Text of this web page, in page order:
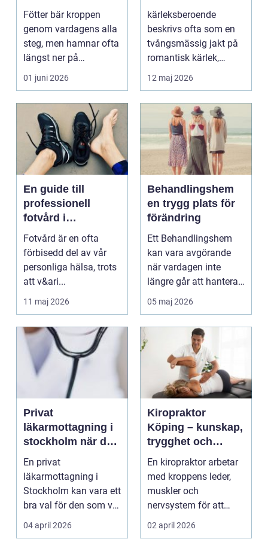
året runt
Fötter bär kroppen
genom vardagens alla
steg, men hamnar ofta
längst ner på
prioriteringslistan.
Mån...
01 juni 2026
bryta mönstret?
kärleksberoende
beskrivs ofta som en
tvångsmässig jakt på
romantisk kärlek,
närhet eller
bekräftelse...
12 maj 2026
En guide till
professionell
fotvård i
Helsingborg
Fotvård är en ofta
förbisedd del av vår
personliga hälsa, trots
att v&ari...
11 maj 2026
Behandlingshem
en trygg plats för
förändring
Ett Behandlingshem
kan vara avgörande
när vardagen inte
längre går att hantera
på egen hand. För
mån...
05 maj 2026
Privat
läkarmottagning i
stockholm när du
vill ha tid, trygghet
och specialistvård
En privat
läkarmottagning i
Stockholm kan vara ett
bra val för den som vill
träffa en erfaren
specia...
04 april 2026
Kiropraktor
Köping – kunskap,
trygghet och
behandling som
gör skillnad
En kiropraktor arbetar
med kroppens leder,
muskler och
nervsystem för att
minska smärta, f...
02 april 2026